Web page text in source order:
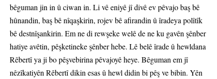
bêguman jin in û ciwan in. Li vê eniyê jî divê ev pêvajo baş bê
hûnandin, baş bê nîqaşkirin, rojev bê afirandin û îradeya polîtîk
bê destnîşankirin. Em ne di rewşeke welê de ne ku gavên şênber
hatiye avêtin, pêşketineke şênber hebe. Lê belê îrade û hewldana
Rêbertî ya ji bo pêşvebirina pêvajoyê heye. Bêguman em jî
nêzîkatiyên Rêbertî dikin esas û hewl didin bi pêş ve bibin. Yên